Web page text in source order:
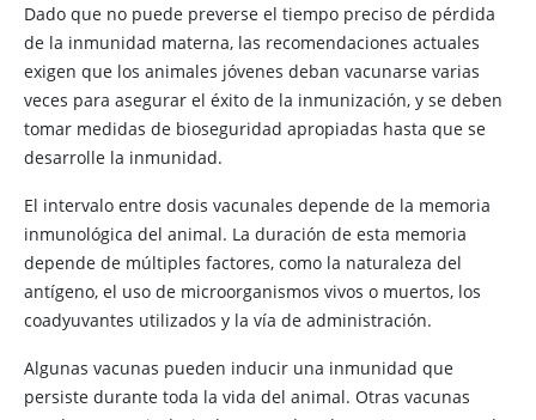
Dado que no puede preverse el tiempo preciso de pérdida
de la inmunidad materna, las recomendaciones actuales
exigen que los animales jóvenes deban vacunarse varias
veces para asegurar el éxito de la inmunización, y se deben
tomar medidas de bioseguridad apropiadas hasta que se
desarrolle la inmunidad.
El intervalo entre dosis vacunales depende de la memoria
inmunológica del animal. La duración de esta memoria
depende de múltiples factores, como la naturaleza del
antígeno, el uso de microorganismos vivos o muertos, los
coadyuvantes utilizados y la vía de administración.
Algunas vacunas pueden inducir una inmunidad que
persiste durante toda la vida del animal. Otras vacunas